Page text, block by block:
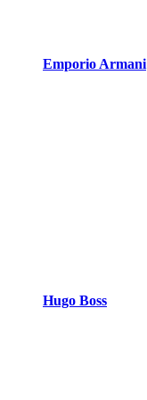
Emporio Armani
Hugo Boss